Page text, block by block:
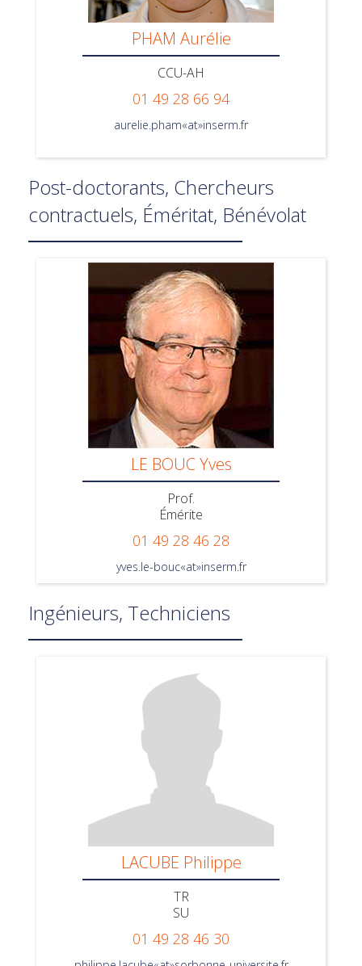
PHAM Aurélie
CCU-AH
01 49 28 66 94
aurelie.pham«at»inserm.fr
Post-doctorants, Chercheurs
contractuels, Éméritat, Bénévolat
LE BOUC Yves
Prof.
Émérite
01 49 28 46 28
yves.le-bouc«at»inserm.fr
Ingénieurs, Techniciens
LACUBE Philippe
TR
SU
01 49 28 46 30